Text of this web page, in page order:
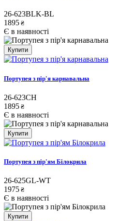
26-623BLK-BL
1895 ₴
Є в наявності
Купити
Портупея з пір'я карнавальна
26-623CH
1895 ₴
Є в наявності
Купити
Портупея з пір'ям Білокрила
26-625GL-WT
1975 ₴
Є в наявності
Купити